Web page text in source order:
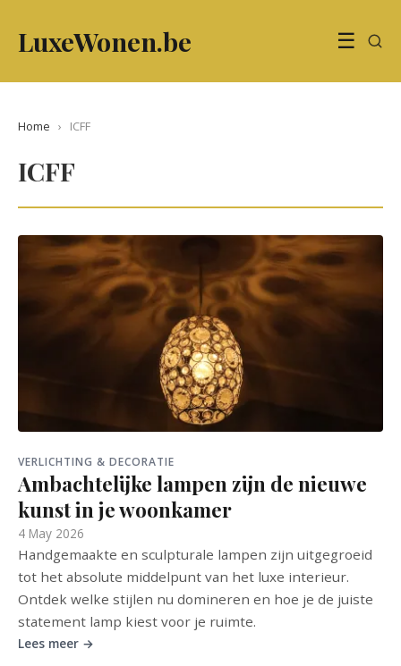
LuxeWonen.be ☰
Home › ICFF
ICFF
VERLICHTING & DECORATIE
Ambachtelijke lampen zijn de nieuwe
kunst in je woonkamer
4 May 2026
Handgemaakte en sculpturale lampen zijn uitgegroeid
tot het absolute middelpunt van het luxe interieur.
Ontdek welke stijlen nu domineren en hoe je de juiste
statement lamp kiest voor je ruimte.
Lees meer →